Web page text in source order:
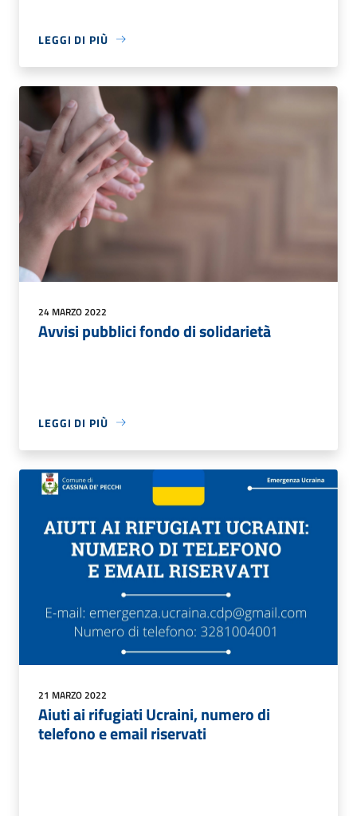
LEGGI DI PIÙ
24 MARZO 2022
Avvisi pubblici fondo di solidarietà
LEGGI DI PIÙ
21 MARZO 2022
Aiuti ai rifugiati Ucraini, numero di
telefono e email riservati